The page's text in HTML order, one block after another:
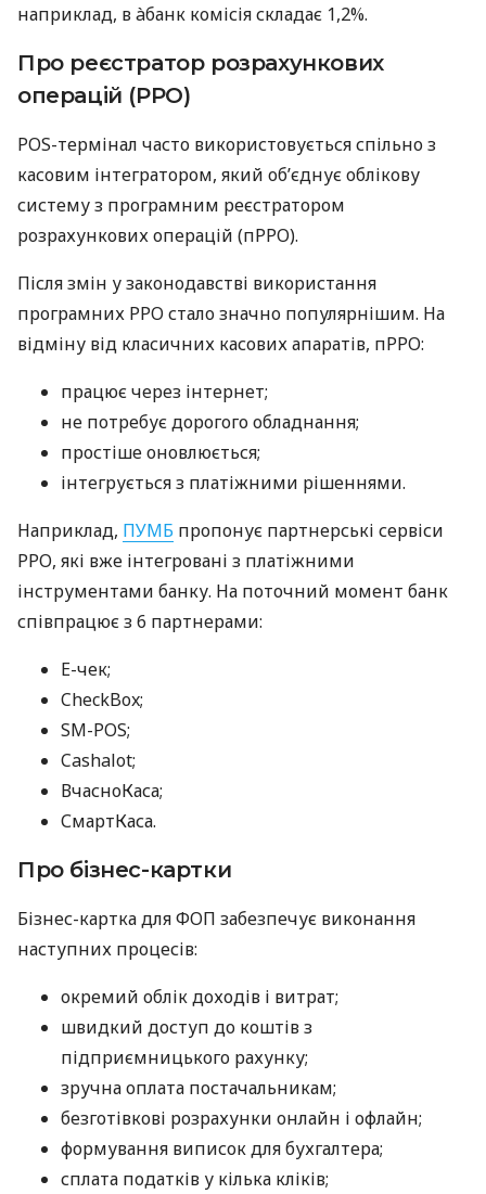
наприклад, в àбанк комісія складає 1,2%.
Про реєстратор розрахункових
операцій (РРО)
POS-термінал часто використовується спільно з
касовим інтегратором, який об’єднує облікову
систему з програмним реєстратором
розрахункових операцій (пРРО).
Після змін у законодавстві використання
програмних РРО стало значно популярнішим. На
відміну від класичних касових апаратів, пРРО:
працює через інтернет;
не потребує дорогого обладнання;
простіше оновлюється;
інтегрується з платіжними рішеннями.
Наприклад, ПУМБ пропонує партнерські сервіси
РРО, які вже інтегровані з платіжними
інструментами банку. На поточний момент банк
співпрацює з 6 партнерами:
E-чек;
CheckBox;
SM-POS;
Cashalot;
ВчасноКаса;
СмартКаса.
Про бізнес-картки
Бізнес-картка для ФОП забезпечує виконання
наступних процесів:
окремий облік доходів і витрат;
швидкий доступ до коштів з
підприємницького рахунку;
зручна оплата постачальникам;
безготівкові розрахунки онлайн і офлайн;
формування виписок для бухгалтера;
сплата податків у кілька кліків;